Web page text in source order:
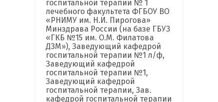
госпитальной терапии № 1
лечебного факультета ФГБОУ ВО
«РНИМУ им. Н.И. Пирогова»
Минздрава России (на базе ГБУЗ
«ГКБ №15 им. О.М. Филатова
ДЗМ»), Заведующий кафедрой
госпитальной терапии №1 л/ф,
Заведующий кафедрой
госпитальной терапии №1,
Заведующий кафедрой
госпитальной терапии, Зав.
кафедрой госпитальной терапии